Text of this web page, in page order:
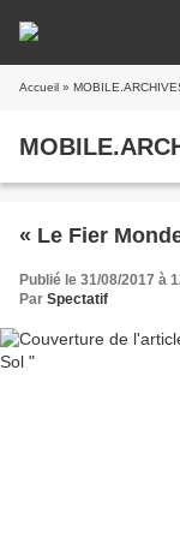
Accueil »
« Le Fier
Publié le 31/08/2017 à
Par Spectatif